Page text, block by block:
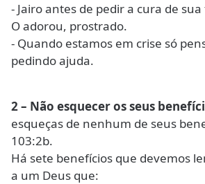
- Jairo antes de pedir a cura de sua
O adorou, prostrado.
- Quando estamos em crise só
pedindo ajuda.
2 – Não esquecer os seus
esqueças de nenhum de seus
103:2b.
Há sete benefícios que devemos
a um Deus que: